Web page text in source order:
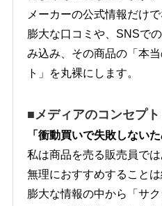
メーカーの公式情報だけ
膨大な口コミや、SNSで
み込み、その商品の「本
ト」を丸裸にします。
■メディアのコンセプト
「衝動買いで失敗しない
私は商品を売る販売員で
無理におすすめすることは
膨大な情報の中から「サ